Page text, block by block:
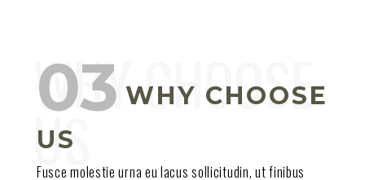
WHY CHOOSE
US
Fusce molestie urna eu lacus sollicitudin, ut finibus